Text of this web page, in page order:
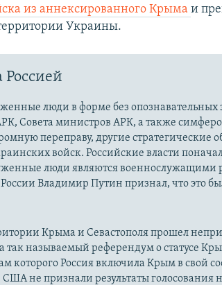
из аннексированного Крымаи
Украины.
люди в форме без опознавательных
Совета министров АРК, а также
переправу, другие стратегические
войск. Российские власти
люди являются военнослужащими
Владимир Путин признал, что это
Крыма и Севастополя прошел
так называемый референдум о статусе
которого Россия включила Крым в свой
не признали результаты голосования